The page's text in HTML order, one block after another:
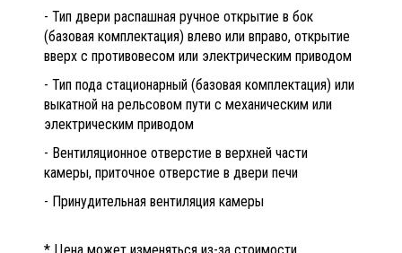
- Тип двери распашная ручное открытие в бок
(базовая комплектация) влево или вправо, открытие
вверх с противовесом или электрическим приводом
- Тип пода стационарный (базовая комплектация) или
выкатной на рельсовом пути с механическим или
электрическим приводом
- Вентиляционное отверстие в верхней части
камеры, приточное отверстие в двери печи
- Принудительная вентиляция камеры